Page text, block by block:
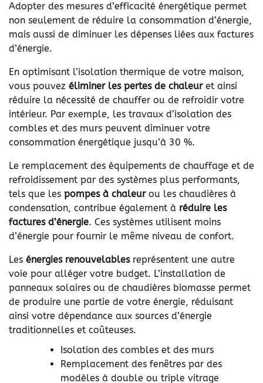
Adopter des mesures d’efficacité énergétique permet
non seulement de réduire la consommation d’énergie,
mais aussi de diminuer les dépenses liées aux factures
d’énergie.
En optimisant l’isolation thermique de votre maison,
vous pouvez éliminer les pertes de chaleuret ainsi
réduire la nécessité de chauffer ou de refroidir votre
intérieur. Par exemple, les travaux d’isolation des
combles et des murs peuvent diminuer votre
consommation énergétique jusqu’à 30 %.
Le remplacement des équipements de chauffage et de
refroidissement par des systèmes plus performants,
tels que les pompes à chaleurou les chaudières à
condensation, contribue également à réduire les
factures d’énergie. Ces systèmes utilisent moins
d’énergie pour fournir le même niveau de confort.
Les énergies renouvelablesreprésentent une autre
voie pour alléger votre budget. L’installation de
panneaux solaires ou de chaudières biomasse permet
de produire une partie de votre énergie, réduisant
ainsi votre dépendance aux sources d’énergie
traditionnelles et coûteuses.
Isolation des combles et des murs
Remplacement des fenêtres par des
modèles à double ou triple vitrage